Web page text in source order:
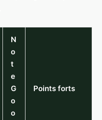
N
o
t
e
G
o
o
Points forts